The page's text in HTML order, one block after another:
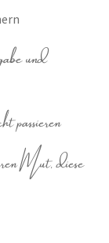
und
Mut, diese